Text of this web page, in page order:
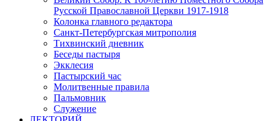
Русской Православной Церкви 1917-1918
Колонка главного редактора
Санкт-Петербургская митрополия
Тихвинский дневник
Беседы пастыря
Экклесия
Пастырский час
Молитвенные правила
Пальмовник
Служение